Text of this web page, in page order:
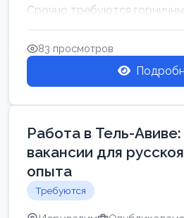
Срочно требуются
83 просмотров
Работа в Тель-
вакансии для
опыта
Требуются